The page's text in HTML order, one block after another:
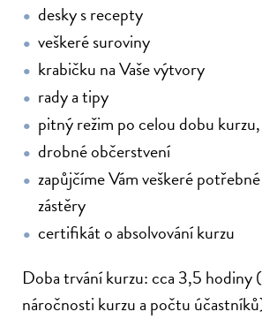
desky s recepty
veškeré suroviny
krabičku na Vaše výtvory
rady a tipy
pitný režim po celou dobu kurzu,
drobné občerstvení
zapůjčíme Vám veškeré
zástěry
certifikát o absolvování kurzu
Doba trvání kurzu: cca 3,5 hodiny
náročnosti kurzu a počtu